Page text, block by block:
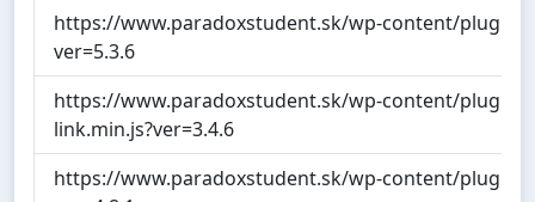
https://www.paradoxstudent.sk/wp-content/
ver=5.3.6
https://www.paradoxstudent.sk/wp-content/
link.min.js?ver=3.4.6
https://www.paradoxstudent.sk/wp-content/